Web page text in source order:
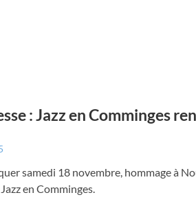
: Jazz en Comminges
samedi 18 novembre, hommage à
en Comminges.